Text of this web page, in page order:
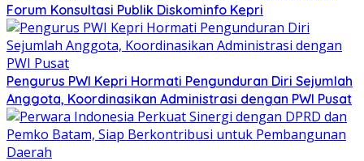
Forum Konsultasi Publik Diskominfo Kepri
Pengurus PWI Kepri Hormati Pengunduran Diri Sejumlah
Anggota, Koordinasikan Administrasi dengan PWI Pusat